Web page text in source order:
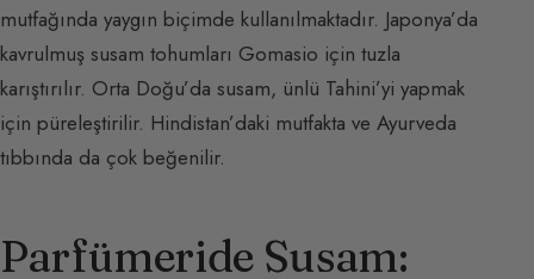
mutfağında yaygın biçimde kullanılmaktadır. Japonya’da
kavrulmuş susam tohumları Gomasio için tuzla
karıştırılır. Orta Doğu’da susam, ünlü Tahini’yi yapmak
için püreleştirilir. Hindistan’daki mutfakta ve Ayurveda
tıbbında da çok beğenilir.
Parfümeride Susam: